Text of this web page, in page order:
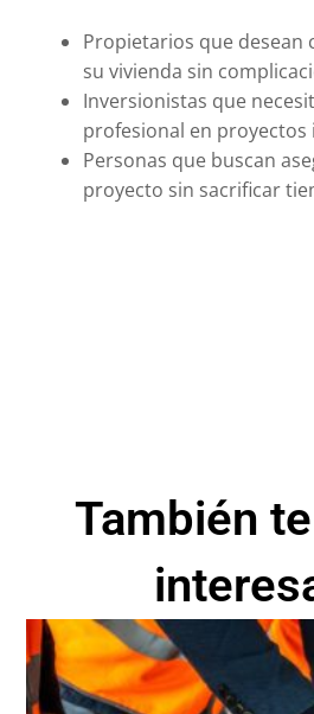
Propietarios que
su vivienda sin
Inversionistas que
profesional en
Personas que buscan
proyecto sin sacrificar
También